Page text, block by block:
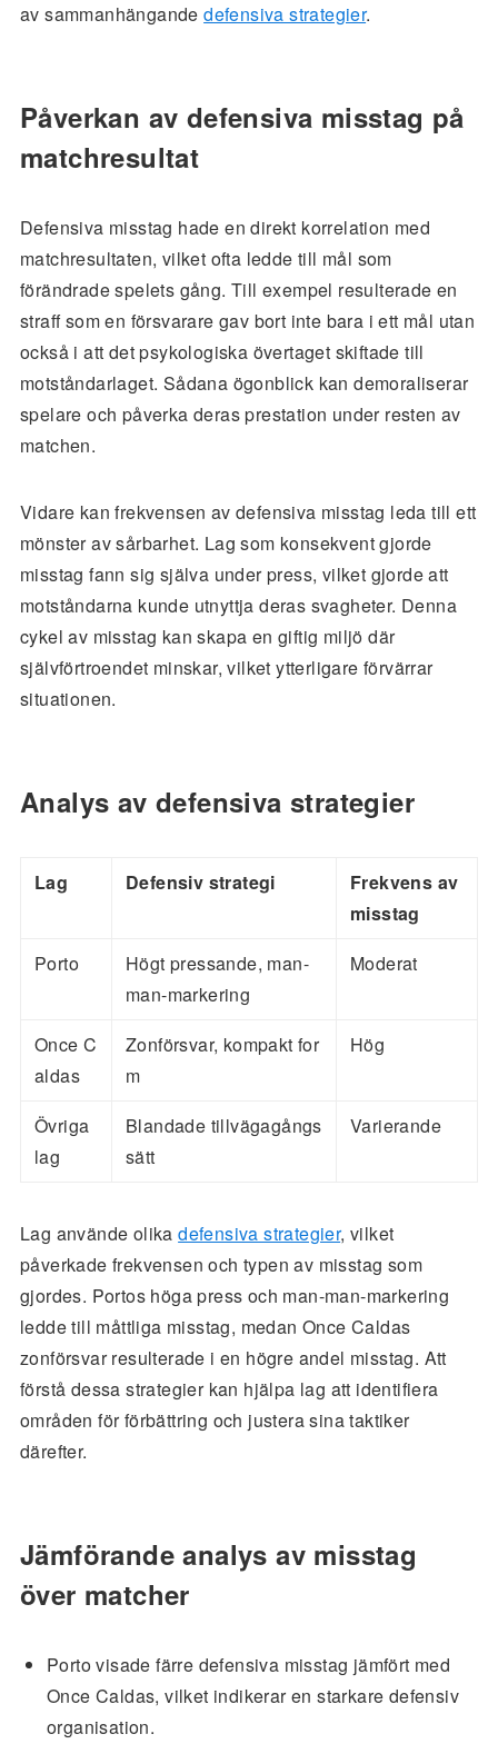
av sammanhängandedefensiva strategier.
Påverkan av defensiva misstag på
matchresultat
Defensiva misstag hade en direkt korrelation med
matchresultaten, vilket ofta ledde till mål som
förändrade spelets gång. Till exempel resulterade en
straff som en försvarare gav bort inte bara i ett mål utan
också i att det psykologiska övertaget skiftade till
motståndarlaget. Sådana ögonblick kan demoraliserar
spelare och påverka deras prestation under resten av
matchen.
Vidare kan frekvensen av defensiva misstag leda till ett
mönster av sårbarhet. Lag som konsekvent gjorde
misstag fann sig själva under press, vilket gjorde att
motståndarna kunde utnyttja deras svagheter. Denna
cykel av misstag kan skapa en giftig miljö där
självförtroendet minskar, vilket ytterligare förvärrar
situationen.
Analys av defensiva strategier
Lag Defensiv strategi
Frekvens av
misstag
Porto
Högt pressande, man-
man-markering
Moderat
Once C
aldas
Zonförsvar, kompakt for
m
Hög
Övriga
lag
Blandade tillvägagångs
sätt
Varierande
Lag använde olikadefensiva strategier, vilket
påverkade frekvensen och typen av misstag som
gjordes. Portos höga press och man-man-markering
ledde till måttliga misstag, medan Once Caldas
zonförsvar resulterade i en högre andel misstag. Att
förstå dessa strategier kan hjälpa lag att identifiera
områden för förbättring och justera sina taktiker
därefter.
Jämförande analys av misstag
över matcher
Porto visade färre defensiva misstag jämfört med
Once Caldas, vilket indikerar en starkare defensiv
organisation.